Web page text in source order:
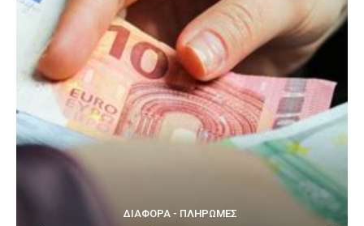
ΔΙΆΦΟΡΑ - ΠΛΗΡΩΜΈΣ